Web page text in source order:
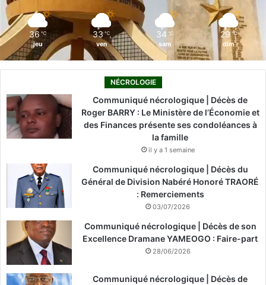
36 ℃
jeu
33 ℃
ven
34 ℃
sam
29 ℃
dim
NÉCROLOGIE
Communiqué nécrologique | Décès de
Roger BARRY : Le Ministère de l’Économie et
des Finances présente ses condoléances à
la famille
il y a 1 semaine
Communiqué nécrologique | Décès du
Général de Division Nabéré Honoré TRAORÉ
: Remerciements
03/07/2026
Communiqué nécrologique | Décès de son
Excellence Dramane YAMEOGO : Faire-part
28/06/2026
Communiqué nécrologique | Décès de